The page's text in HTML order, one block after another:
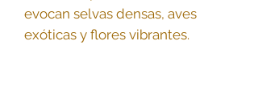
evocan selvas densas, aves
exóticas y flores vibrantes.